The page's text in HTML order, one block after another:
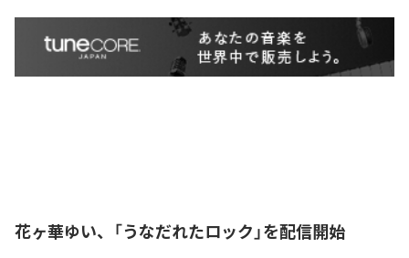
花ヶ華ゆい、「うなだれたロック」を配信開始